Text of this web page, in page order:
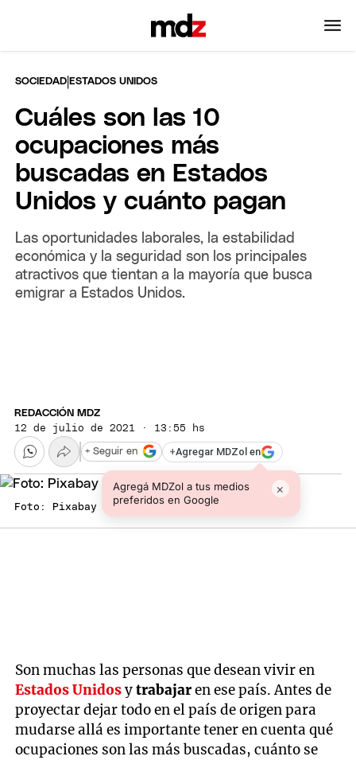
SOCIEDAD |ESTADOS UNIDOS
Cuáles son las 10
ocupaciones más
buscadas en Estados
Unidos y cuánto pagan
Las oportunidades laborales, la estabilidad
económica y la seguridad son los principales
atractivos que tientan a la mayoría que busca
emigrar a Estados Unidos.
REDACCIÓN MDZ
12 de julio de 2021 · 13:55 hs
+Agregar MDZol en
Agregá MDZol a tus medios
preferidos en Google
×
+ Seguir en
Foto: Pixabay
Son muchas las personas que desean vivir en
Estados Unidosytrabajaren ese país. Antes de
proyectar dejar todo en el país de origen para
mudarse allá es importante tener en cuenta qué
ocupaciones son las más buscadas, cuánto se